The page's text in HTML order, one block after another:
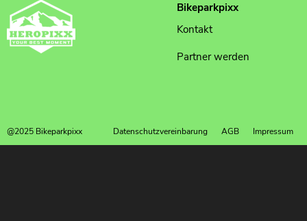
Bikeparkpixx
Kontakt
Partner werden
@2025 Bikeparkpixx Datenschutzvereinbarung AGB Impressum